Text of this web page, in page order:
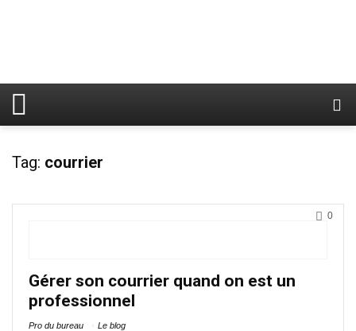
Tag: courrier
Gérer son courrier quand on est un
professionnel
Pro du bureau Le blog
0